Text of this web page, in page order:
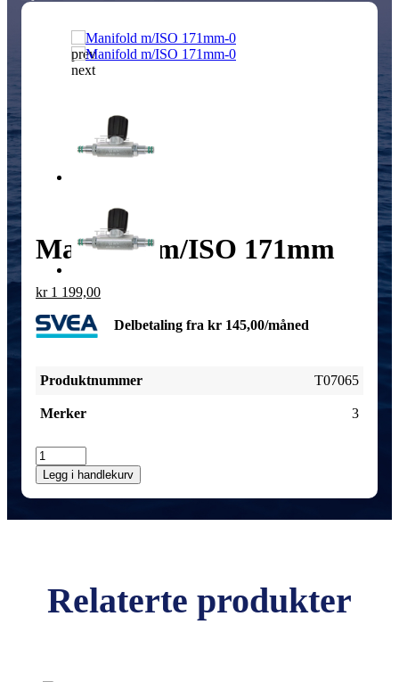
prev
next
Manifold m/ISO 171mm
kr1 199,00
Delbetaling fra kr 145,00/måned
Produktnummer T07065
Merker 3
Manifold
m/ISO
171mm
antall
Legg i handlekurv
Relaterte produkter